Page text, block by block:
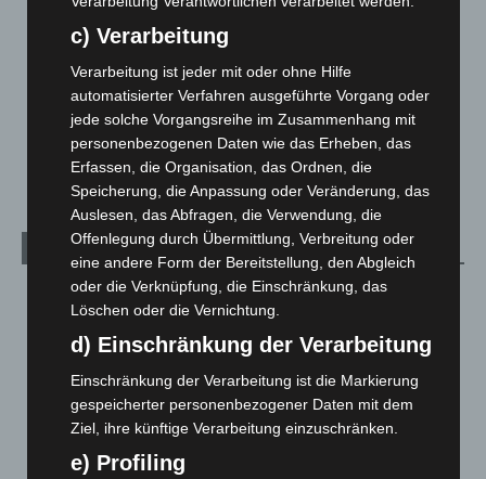
Leserbriefe
Menschen
Über uns
Veranstaltungen
1.888
Archiv
August 2026(14)
Juni 2026
Mai 2026(99)
April 2026(99)
März 2026(115)
c) Verarbeitung
Verarbeitung ist jeder mit oder ohne Hilfe
automatisierter Verfahren ausgeführte Vorgang oder
jede solche Vorgangsreihe im Zusammenhang mit
personenbezogenen Daten wie das Erheben, das
Erfassen, die Organisation, das Ordnen, die
Speicherung, die Anpassung oder Veränderung, das
Auslesen, das Abfragen, die Verwendung, die
Offenlegung durch Übermittlung, Verbreitung oder
eine andere Form der Bereitstellung, den Abgleich
oder die Verknüpfung, die Einschränkung, das
Löschen oder die Vernichtung.
d) Einschränkung der Verarbeitung
Einschränkung der Verarbeitung ist die Markierung
gespeicherter personenbezogener Daten mit dem
Ziel, ihre künftige Verarbeitung einzuschränken.
e) Profiling